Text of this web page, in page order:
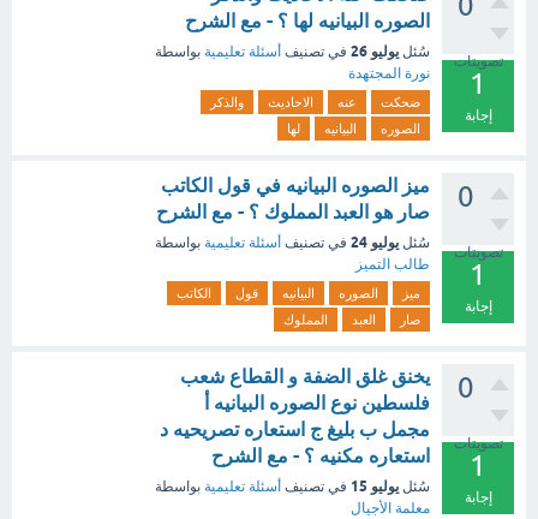
تصويتات
1
إجابة
الصوره البيانيه لها ؟ - مع الشرح
سُئل يوليو 26 في تصنيف أسئلة تعليمية بواسطة
نورة المجتهدة
ضحكت عنه الاحاديث
والذكر
الصوره
البيانيه لها
0
تصويتات
1
إجابة
ميز الصوره البيانيه في قول الكاتب
صار هو العبد المملوك ؟ - مع الشرح
سُئل يوليو 24 في تصنيف أسئلة تعليمية بواسطة
طالب التميز
ميز الصوره البيانيه قول
الكاتب
صار
العبد المملوك
0
تصويتات
1
إجابة
يخنق غلق الضفة و القطاع شعب
فلسطين نوع الصوره البيانيه أ
مجمل ب بليغ ج استعاره تصريحيه د
استعاره مكنيه ؟ - مع الشرح
سُئل يوليو 15 في تصنيف أسئلة تعليمية بواسطة
معلمة الأجيال